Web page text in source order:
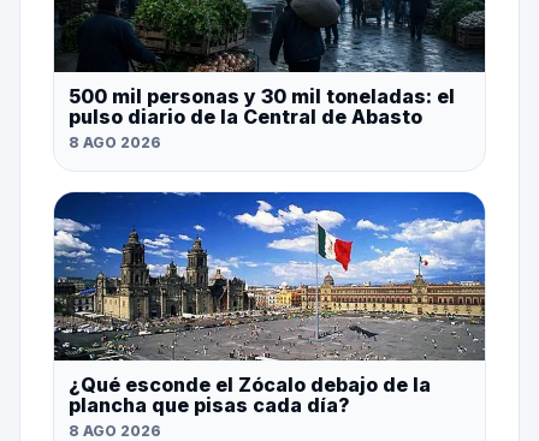
500 mil personas y 30 mil toneladas: el
pulso diario de la Central de Abasto
8 AGO 2026
¿Qué esconde el Zócalo debajo de la
plancha que pisas cada día?
8 AGO 2026